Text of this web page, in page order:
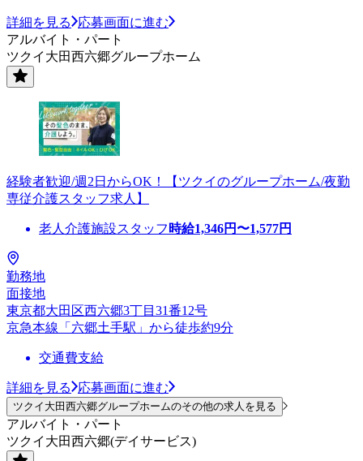
詳細を見る
応募画面に進む
アルバイト・パート
ツクイ大田西六郷グループホーム
経験者歓迎/週2日からOK！【ツクイのグループホーム/夜勤
専従介護スタッフ求人】
老人介護施設スタッフ 時給1,346円〜1,577円
勤務地
面接地
東京都大田区西六郷3丁目31番12号
京急本線「六郷土手駅」から徒歩約9分
交通費支給
詳細を見る 応募画面に進む
ツクイ大田西六郷グループホームのその他の求人を見る
アルバイト・パート
ツクイ大田西六郷(デイサービス)